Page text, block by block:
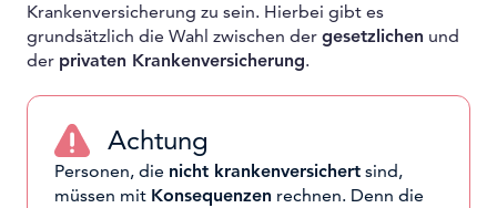
Krankenversicherung zu sein. Hierbei gibt es
grundsätzlich die Wahl zwischen der gesetzlichen und
der privaten Krankenversicherung.
Achtung
Personen, die nicht krankenversichert sind,
müssen mit Konsequenzen rechnen. Denn die